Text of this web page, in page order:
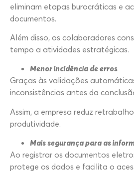
eliminam etapas burocráticas e
documentos.
Além disso, os colaboradores
tempo a atividades estratégicas.
Menor incidência de erros
Graças às validações
inconsistências antes da
Assim, a empresa reduz
produtividade.
Mais segurança para as
Ao registrar os documentos
protege os dados e facilita o